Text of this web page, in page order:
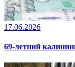
17.06.2026
69-летний